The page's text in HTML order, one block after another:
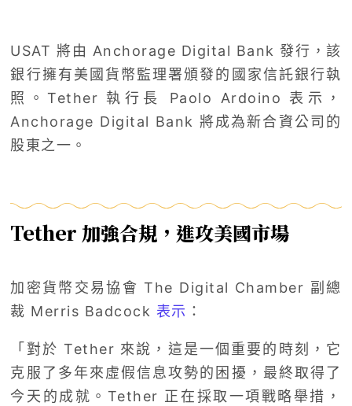
USAT 將由 Anchorage Digital Bank 發行，該
銀行擁有美國貨幣監理署頒發的國家信託銀行執
照。Tether 執行長 Paolo Ardoino 表示，
Anchorage Digital Bank 將成為新合資公司的
股東之一。
Tether 加強合規，進攻美國市場
加密貨幣交易協會 The Digital Chamber 副總
裁 Merris Badcock 表示 ：
「對於 Tether 來說，這是一個重要的時刻，它
克服了多年來虛假信息攻勢的困擾，最終取得了
今天的成就。Tether 正在採取一項戰略舉措，